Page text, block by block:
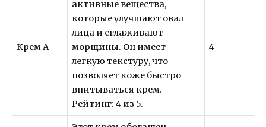
Крем A
активные вещества,
которые улучшают овал
лица и сглаживают
морщины. Он имеет
легкую текстуру, что
позволяет коже быстро
впитываться крем.
Рейтинг: 4 из 5.
4